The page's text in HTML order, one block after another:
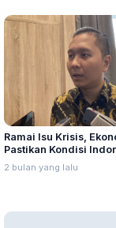
Ramai Isu Krisis,
Pastikan Kondisi
Seperti 1998
2 bulan yang lalu